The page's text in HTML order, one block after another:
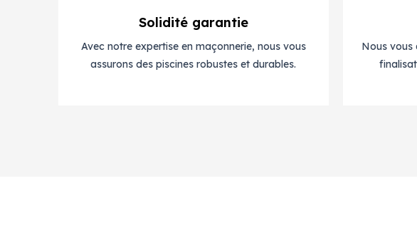
Solidité garantie
Avec notre expertise en maçonnerie, nous vous
assurons des piscines robustes et durables.
Nous vous